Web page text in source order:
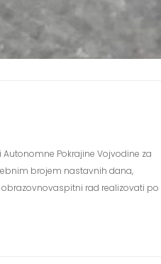
Pokrajine Vojvodine za
brojem nastavnih dana,
obrazovnovaspitni rad realizovati po